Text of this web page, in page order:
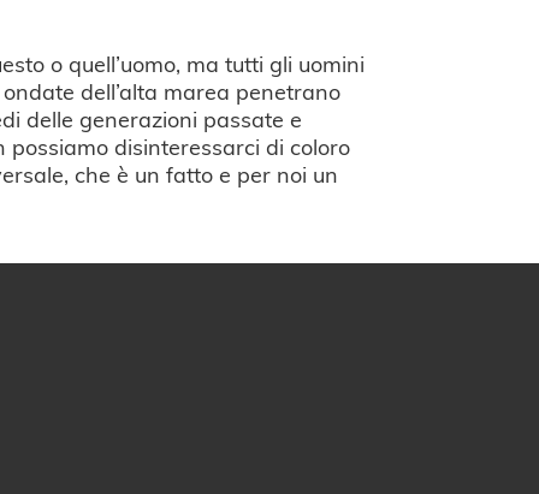
o quell’uomo, ma tutti gli uomini
dell’alta marea penetrano
delle generazioni passate e
disinteressarci di coloro
che è un fatto e per noi un